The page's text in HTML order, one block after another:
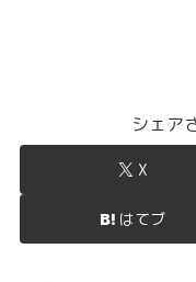
シェア
X
はてブ